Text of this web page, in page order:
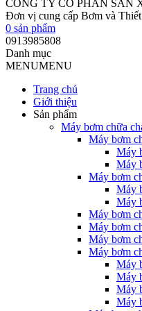
CÔNG TY CỔ PHẦN
Đơn vị cung cấp Bơm và
0 sản phẩm
0913985808
Danh mục
MENUMENU
Trang chủ
Giới thiệu
Sản phẩm
Máy bơm chữa
Máy bơm
Máy
Máy
Máy bơm
Máy
Máy
Máy bơm
Máy bơm
Máy bơm
Máy bơm
Máy
Máy
Máy
Máy